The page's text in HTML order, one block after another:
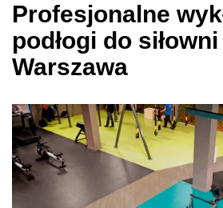
Profesjonalne
podłogi do
Warszawa